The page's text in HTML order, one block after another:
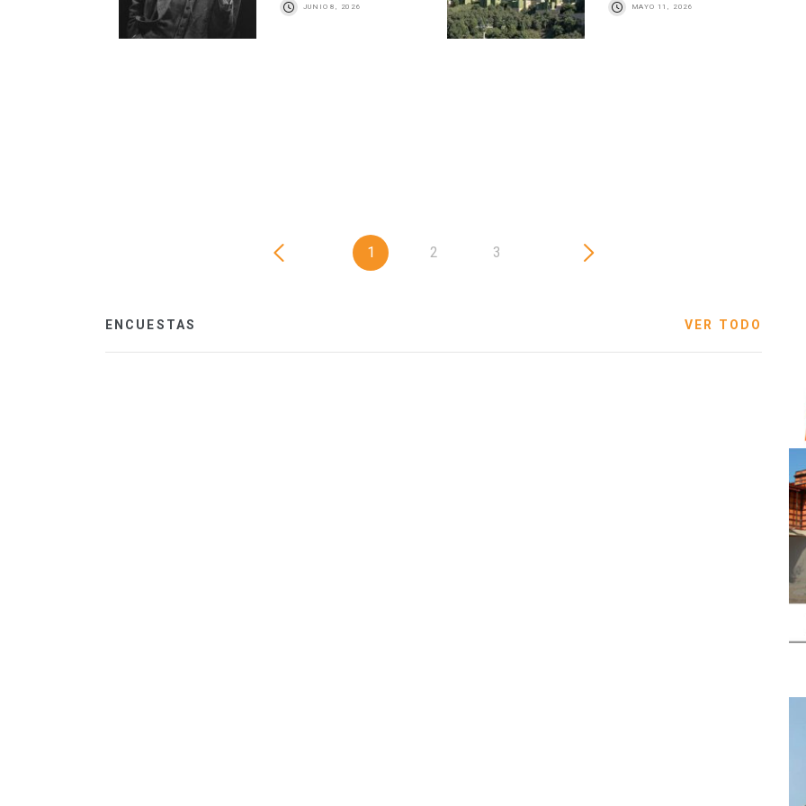
JUNIO 8, 2026 MAYO 11, 2026
1 2 3
ENCUESTAS VER TODO